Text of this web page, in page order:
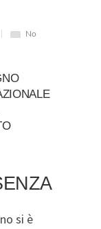
No
si è